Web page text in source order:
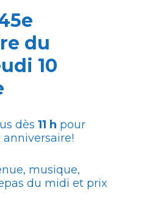
du
10
dès 11 h pour
musique,
du midi et prix